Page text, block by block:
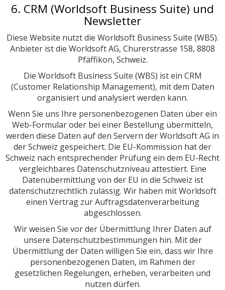
6. CRM (Worldsoft Business Suite) und
Newsletter
Diese Website nutzt die Worldsoft Business Suite (WBS).
Anbieter ist die Worldsoft AG, Churerstrasse 158, 8808
Pfäffikon, Schweiz.
Die Worldsoft Business Suite (WBS) ist ein CRM
(Customer Relationship Management), mit dem Daten
organisiert und analysiert werden kann.
Wenn Sie uns Ihre personenbezogenen Daten über ein
Web-Formular oder bei einer Bestellung übermitteln,
werden diese Daten auf den Servern der Worldsoft AG in
der Schweiz gespeichert. Die EU-Kommission hat der
Schweiz nach entsprechender Prüfung ein dem EU-Recht
vergleichbares Datenschutzniveau attestiert. Eine
Datenübermittlung von der EU in die Schweiz ist
datenschutzrechtlich zulässig. Wir haben mit Worldsoft
einen Vertrag zur Auftragsdatenverarbeitung
abgeschlossen.
Wir weisen Sie vor der Übermittlung Ihrer Daten auf
unsere Datenschutzbestimmungen hin. Mit der
Übermittlung der Daten willigen Sie ein, dass wir Ihre
personenbezogenen Daten, im Rahmen der
gesetzlichen Regelungen, erheben, verarbeiten und
nutzen dürfen.